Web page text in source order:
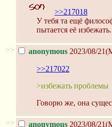
>>217018
У тебя та ещё
пытается её избежать.
>> anonymous 2023/08/
>>217022
>избежать проблемы
Говорю же, она
>> anonymous 2023/08/